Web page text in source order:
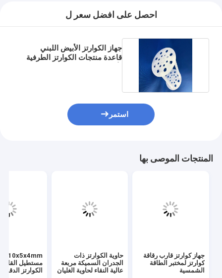
احصل على افضل سعر ل
جهاز الكوارتز الأبيض اللبني
قاعدة منتجات الكوارتز الطرفية
استمر
المنتجات الموصى بها
جهاز كوارتز قارب رقاقة
كوارتز لمختبر الطاقة
الشمسية
حاوية الكوارتز ذات
الجدران السميكة مربعة
عالية النقاء لحاوية الغليان
مستطيل
الكوارتز الدقة